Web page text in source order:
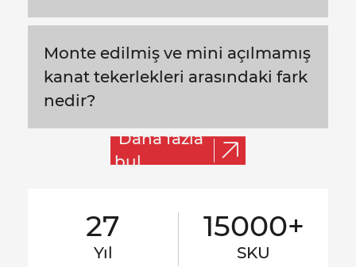
27
Yıl
15000+
SKU
Monte edilmiş ve mini açılmamış
kanat tekerlekleri arasındaki fark
nedir?
Daha fazla
bul